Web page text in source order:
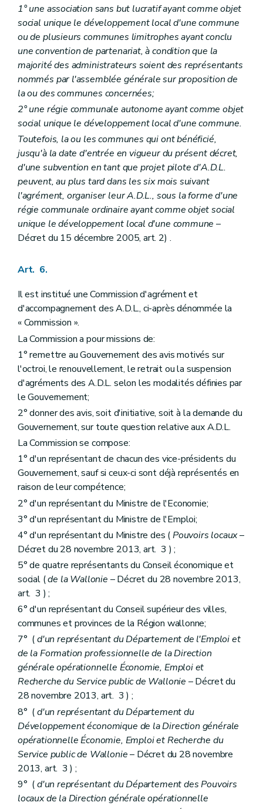
1° une association sans but lucratif ayant comme objet
social unique le développement local d'une commune
ou de plusieurs communes limitrophes ayant conclu
une convention de partenariat, à condition que la
majorité des administrateurs soient des représentants
nommés par l'assemblée générale sur proposition de
la ou des communes concernées;
2° une régie communale autonome ayant comme objet
social unique le développement local d'une commune.
Toutefois, la ou les communes qui ont bénéficié,
jusqu'à la date d'entrée en vigueur du présent décret,
d'une subvention en tant que projet pilote d'A.D.L.
peuvent, au plus tard dans les six mois suivant
l'agrément, organiser leur A.D.L., sous la forme d'une
régie communale ordinaire ayant comme objet social
unique le développement local d'une commune –
Décret du 15 décembre 2005, art. 2) .
Art. 6.
Il est institué une Commission d'agrément et
d'accompagnement des A.D.L., ci-après dénommée la
« Commission ».
La Commission a pour missions de:
1° remettre au Gouvernement des avis motivés sur
l'octroi, le renouvellement, le retrait ou la suspension
d'agréments des A.D.L. selon les modalités définies par
le Gouvernement;
2° donner des avis, soit d'initiative, soit à la demande du
Gouvernement, sur toute question relative aux A.D.L.
La Commission se compose:
1° d'un représentant de chacun des vice-présidents du
Gouvernement, sauf si ceux-ci sont déjà représentés en
raison de leur compétence;
2° d'un représentant du Ministre de l'Economie;
3° d'un représentant du Ministre de l'Emploi;
4° d'un représentant du Ministre des (Pouvoirs locaux–
Décret du 28 novembre 2013, art. 3 ) ;
5° de quatre représentants du Conseil économique et
social (de la Wallonie – Décret du 28 novembre 2013,
art. 3 ) ;
6° d'un représentant du Conseil supérieur des villes,
communes et provinces de la Région wallonne;
7° (d'un représentant du Département de l'Emploi et
de la Formation professionnelle de la Direction
générale opérationnelle Économie, Emploi et
Recherche du Service public de Wallonie – Décret du
28 novembre 2013, art. 3 ) ;
8° (d'un représentant du Département du
Développement économique de la Direction générale
opérationnelle Économie, Emploi et Recherche du
Service public de Wallonie– Décret du 28 novembre
2013, art. 3 ) ;
9° (d'un représentant du Département des Pouvoirs
locaux de la Direction générale opérationnelle